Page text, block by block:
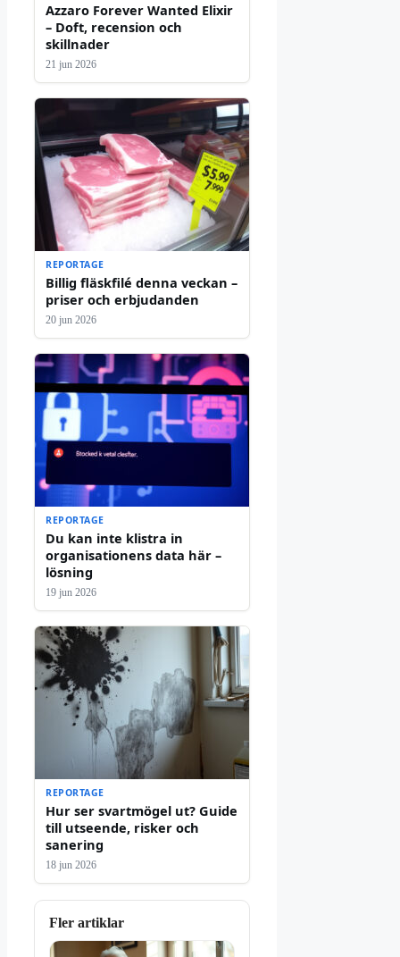
Azzaro Forever Wanted Elixir
– Doft, recension och
skillnader
21 jun 2026
REPORTAGE
Billig fläskfilé denna veckan –
priser och erbjudanden
20 jun 2026
REPORTAGE
Du kan inte klistra in
organisationens data här –
lösning
19 jun 2026
REPORTAGE
Hur ser svartmögel ut? Guide
till utseende, risker och
sanering
18 jun 2026
Fler artiklar